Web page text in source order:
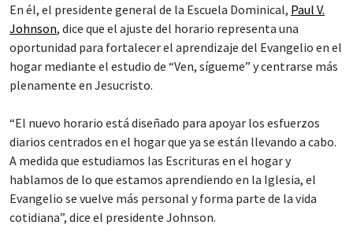
En él, el presidente general de la Escuela Dominical, Paul V.
Johnson, dice que el ajuste del horario representa una
oportunidad para fortalecer el aprendizaje del Evangelio en el
hogar mediante el estudio de “Ven, sígueme” y centrarse más
plenamente en Jesucristo.
“El nuevo horario está diseñado para apoyar los esfuerzos
diarios centrados en el hogar que ya se están llevando a cabo.
A medida que estudiamos las Escrituras en el hogar y
hablamos de lo que estamos aprendiendo en la Iglesia, el
Evangelio se vuelve más personal y forma parte de la vida
cotidiana”, dice el presidente Johnson.